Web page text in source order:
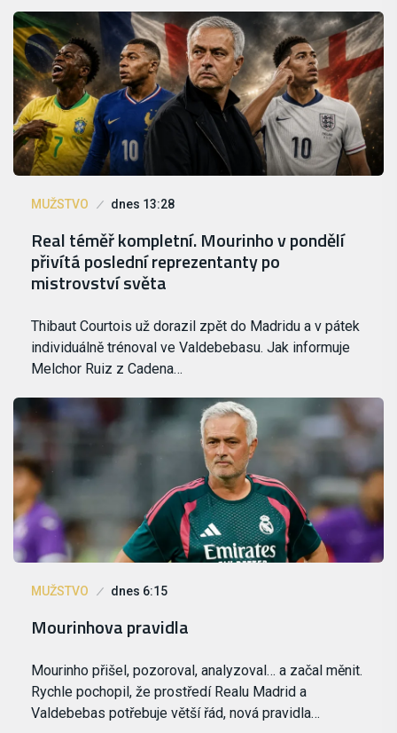
MUŽSTVO dnes 13:28
Real téměř kompletní. Mourinho v pondělí
přivítá poslední reprezentanty po
mistrovství světa
Thibaut Courtois už dorazil zpět do Madridu a v pátek
individuálně trénoval ve Valdebebasu. Jak informuje
Melchor Ruiz z Cadena…
MUŽSTVO dnes 6:15
Mourinhova pravidla
Mourinho přišel, pozoroval, analyzoval… a začal měnit.
Rychle pochopil, že prostředí Realu Madrid a
Valdebebas potřebuje větší řád, nová pravidla…